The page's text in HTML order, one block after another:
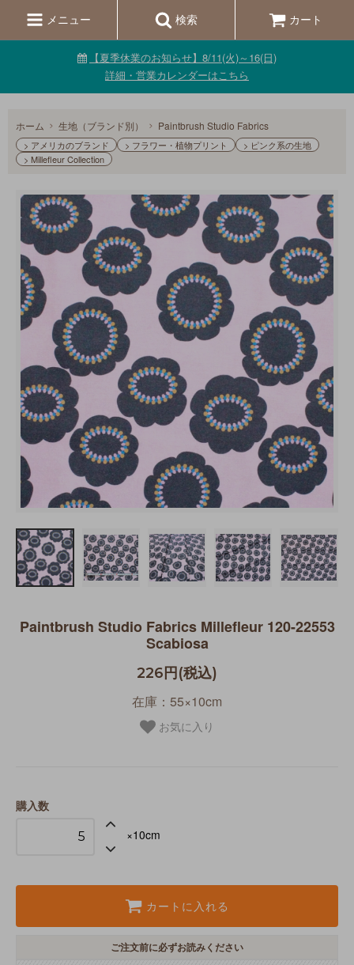
メニュー 検索 カート
【夏季休業のお知らせ】8/11(火)～16(日)
詳細・営業カレンダーはこちら
ホーム 生地（ブランド別） Paintbrush Studio Fabrics
> アメリカのブランド > フラワー・植物プリント
> ピンク系の生地
> Millefleur Collection
Paintbrush Studio Fabrics Millefleur 120-22553
Scabiosa
226円(税込)
在庫：55×10cm
お気に入り
購入数
×10cm
カートに入れる
ご注文前に必ずお読みください